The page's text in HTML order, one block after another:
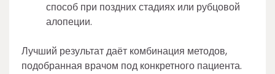
способ при поздних стадиях или рубцовой
алопеции.
Лучший результат даёт комбинация методов,
подобранная врачом под конкретного пациента.